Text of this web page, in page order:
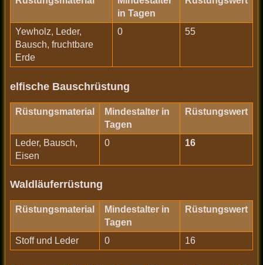
in Tagen
Yewholz, Leder,
Bausch, fruchtbare
Erde
0 55
elfische Bauschrüstung
Rüstungsmaterial
Mindestalter in
Tagen
Rüstungswert
Leder, Bausch,
Eisen
0 16
Waldläuferrüstung
Rüstungsmaterial
Mindestalter in
Tagen
Rüstungswert
Stoff und Leder 0 16